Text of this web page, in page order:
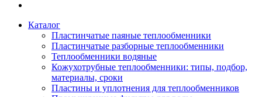
Каталог
Пластинчатые паяные теплообменники
Пластинчатые разборные теплообменники
Теплообменники водяные
Кожухотрубные теплообменники: типы, подбор,
материалы, сроки
Пластины и уплотнения для теплообменников